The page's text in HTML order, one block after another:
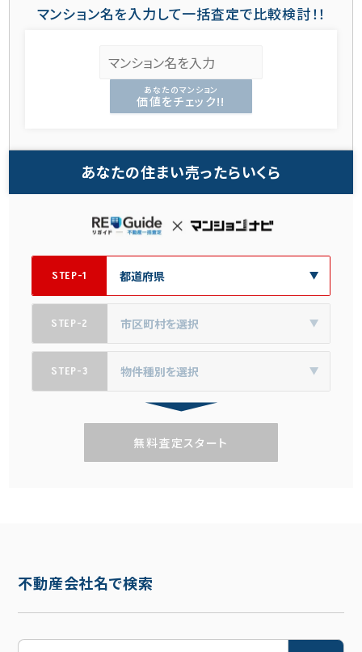
マンション名を入力して一括査定で比較検討！！
あなたのマンション
価値をチェック!!
あなたの住まい売ったらいくら
STEP-1
STEP-2
STEP-3
無料査定スタート
不動産会社名で検索